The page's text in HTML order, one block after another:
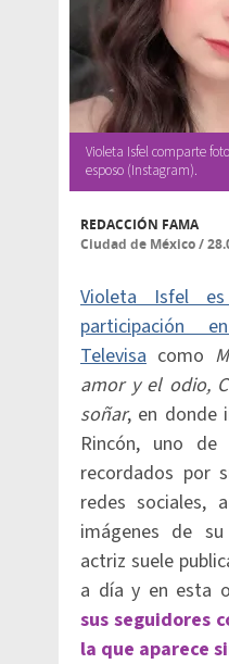
Violeta Isfel comparte
esposo (Instagram).
REDACCIÓN FAMA
Ciudad de México/
Violeta Isfel
participación
Televisa como
amor y el odio,
soñar, en donde
Rincón, uno de
recordados por
redes sociales,
imágenes de
actriz suele
a día y en esta
sus seguidores
la que aparece